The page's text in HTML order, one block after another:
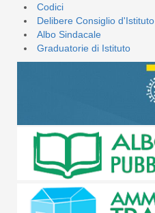
Codici
Delibere Consiglio d'Istituto
Albo Sindacale
Graduatorie di Istituto